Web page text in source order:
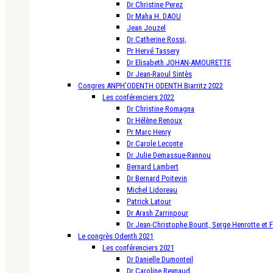
Dr Christine Perez
Dr Maha H. DAOU
Jean Jouzel
Dr Catherine Rossi,
Pr Hervé Tassery
Dr Elisabeth JOHAN-AMOURETTE
Dr Jean-Raoul Sintès
Congres ANPH’ODENTH ODENTH Biarritz 2022
Les conférenciers 2022
Dr Christine Romagna
Dr Hélène Renoux
Pr Marc Henry
Dr Carole Leconte
Dr Julie Demassue-Rannou
Bernard Lambert
Dr Bernard Poitevin
Michel Lidoreau
Patrick Latour
Dr Arash Zarrinpour
Dr Jean-Christophe Bourit, Serge Henrotte et
Le congrès Odenth 2021
Les conférenciers 2021
Dr Danielle Dumonteil
Dr Caroline Reynaud